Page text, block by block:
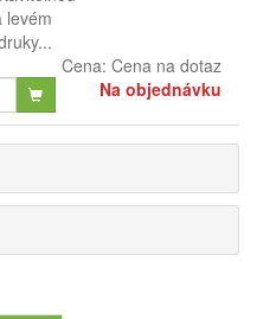
levém
Cena: Cena na dotaz
Na objednávku